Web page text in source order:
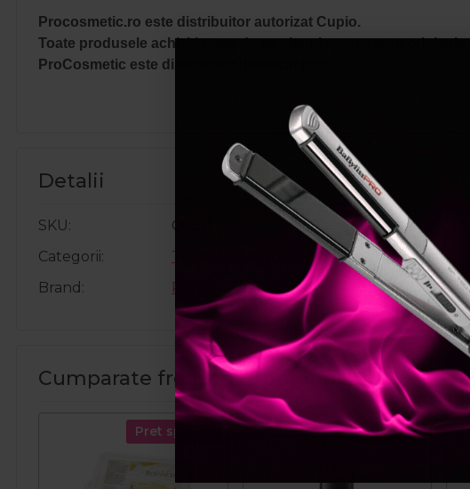
Procosmetic.ro este distribuitor autorizat Cupio.
Toate produsele achizitionate de pe site-ul nostru sunt originale.
ProCosmetic este distribuitor autorizat pinx.
Detalii
SKU
C9631
Categorii
Tratamente unghii&cuticule ,Parafina
Brand
Pinx
Cumparate frecvent impreuna:
Pret special Pret special